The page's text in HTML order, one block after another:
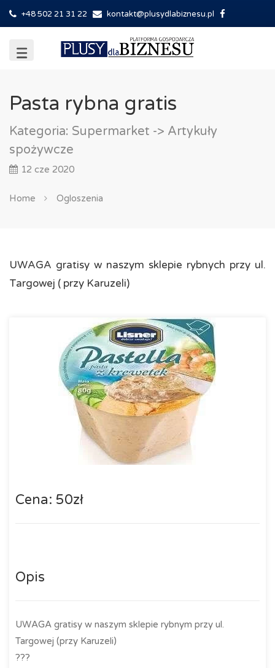
+48 502 21 31 22 kontakt@plusydlabiznesu.pl
Pasta rybna gratis
Kategoria: Supermarket -> Artykuły
spożywcze
12 cze 2020
Home Ogloszenia
UWAGA gratisy w naszym sklepie rybnych przy ul.
Targowej ( przy Karuzeli)
Cena: 50zł
Opis
UWAGA gratisy w naszym sklepie rybnym przy ul.
Targowej (przy Karuzeli)
???